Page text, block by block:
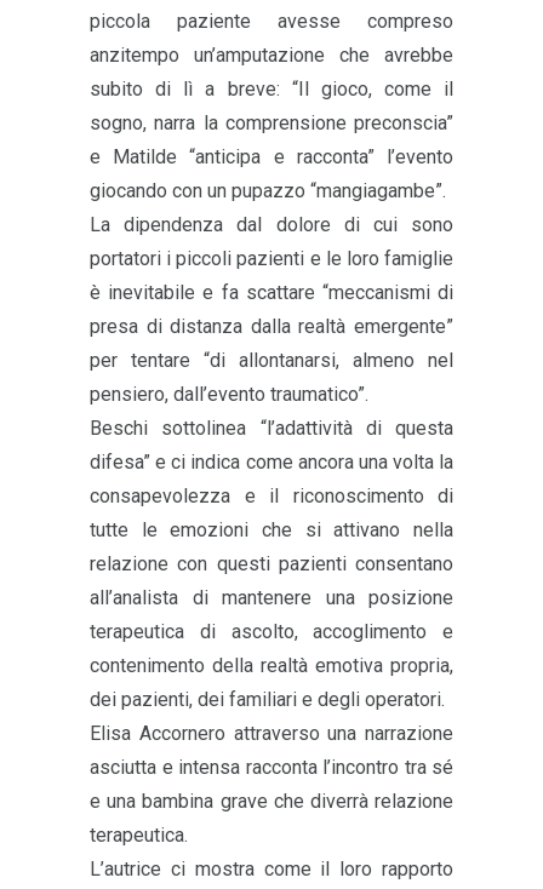
piccola paziente avesse compreso
anzitempo un’amputazione che avrebbe
subito di lì a breve: “Il gioco, come il
sogno, narra la comprensione preconscia”
e Matilde “anticipa e racconta” l’evento
giocando con un pupazzo “mangiagambe”.
La dipendenza dal dolore di cui sono
portatori i piccoli pazienti e le loro famiglie
è inevitabile e fa scattare “meccanismi di
presa di distanza dalla realtà emergente”
per tentare “di allontanarsi, almeno nel
pensiero, dall’evento traumatico”.
Beschi sottolinea “l’adattività di questa
difesa” e ci indica come ancora una volta la
consapevolezza e il riconoscimento di
tutte le emozioni che si attivano nella
relazione con questi pazienti consentano
all’analista di mantenere una posizione
terapeutica di ascolto, accoglimento e
contenimento della realtà emotiva propria,
dei pazienti, dei familiari e degli operatori.
Elisa Accornero attraverso una narrazione
asciutta e intensa racconta l’incontro tra sé
e una bambina grave che diverrà relazione
terapeutica.
L’autrice ci mostra come il loro rapporto